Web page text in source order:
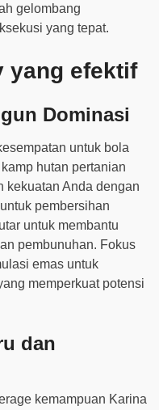
gelombang
yang tepat.
yang efektif
Dominasi
untuk bola
hutan pertanian
kekuatan Anda dengan
pembersihan
untuk membantu
pembunuhan. Fokus
emas untuk
memperkuat potensi
dan
kemampuan Karina